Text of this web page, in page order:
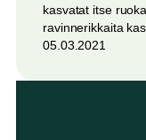
kasvatat itse
ravinnerikkaita
05.03.2021